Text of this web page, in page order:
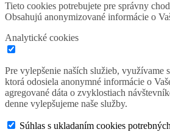
Tieto cookies potrebujete pre správny
Obsahujú anonymizované informácie o
Analytické cookies
Pre vylepšenie naších služieb, využívame
ktorá odosiela anonymné informácie o
agregované dáta o zvyklostiach
denne vylepšujeme naše služby.
Súhlas s ukladaním cookies